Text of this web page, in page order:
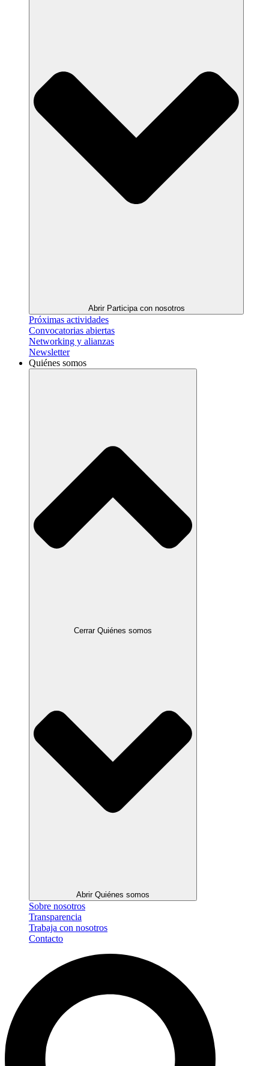
Abrir Participa con nosotros
Próximas actividades
Convocatorias abiertas
Networking y alianzas
Newsletter
Quiénes somos
Cerrar Quiénes somos
Abrir Quiénes somos
Sobre nosotros
Transparencia
Trabaja con nosotros
Contacto